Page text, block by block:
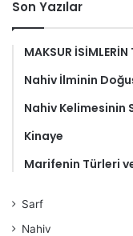
Son Yazılar
MAKSUR İSİMLERİN
Nahiv İlminin
Nahiv Kelimesinin
Kinaye
Marifenin Türleri
Sarf
Nahiv